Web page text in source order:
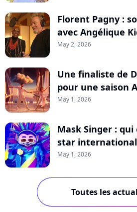
Florent Pagny :
avec Angélique
May 2, 2026
Une finaliste de
pour une saison
May 1, 2026
Mask Singer :
star
May 1, 2026
Toutes les